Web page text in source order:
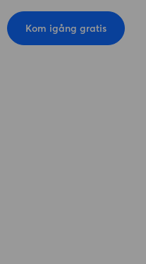
Kom igång gratis